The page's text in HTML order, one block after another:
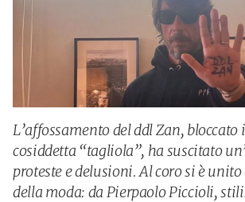
L’affossamento del ddl Zan, bloccato
cosiddetta “tagliola”, ha suscitato
proteste e delusioni. Al coro si è
della moda: da Pierpaolo Piccioli,